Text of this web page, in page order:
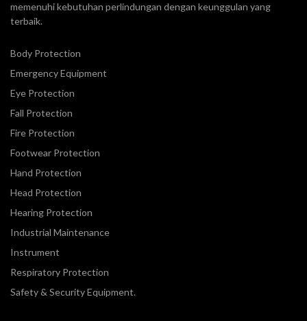
memenuhi kebutuhan perlindungan dengan keunggulan yang
terbaik.
Body Protection
Emergency Equipment
Eye Protection
Fall Protection
Fire Protection
Footwear Protection
Hand Protection
Head Protection
Hearing Protection
Industrial Maintenance
Instrument
Respiratory Protection
Safety & Security Equipment.